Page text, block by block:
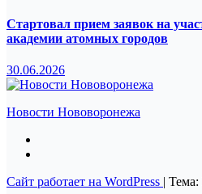
Стартовал прием заявок на
академии атомных городов
30.06.2026
Новости Нововоронежа
Сайт работает на WordPress | Тема: